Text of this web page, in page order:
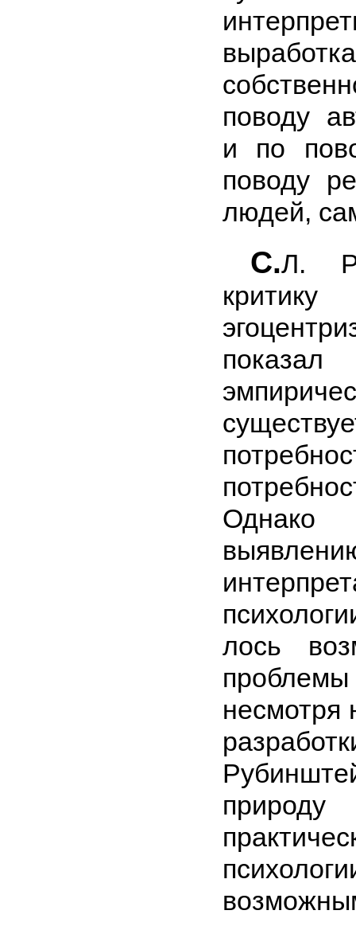
поводу
и по
поводу
людей,
С.Л.
показал
лось
несмотря
природу